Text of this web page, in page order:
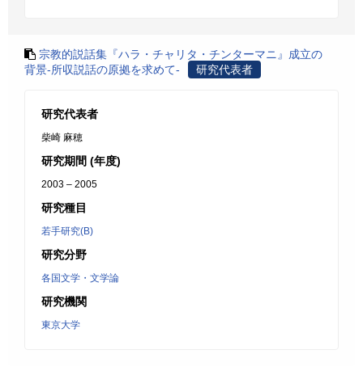
宗教的説話集『ハラ・チャリタ・チンターマニ』成立の
背景-所収説話の原拠を求めて-
研究代表者
研究代表者
柴崎 麻穂
研究期間 (年度)
2003 – 2005
研究種目
若手研究(B)
研究分野
各国文学・文学論
研究機関
東京大学